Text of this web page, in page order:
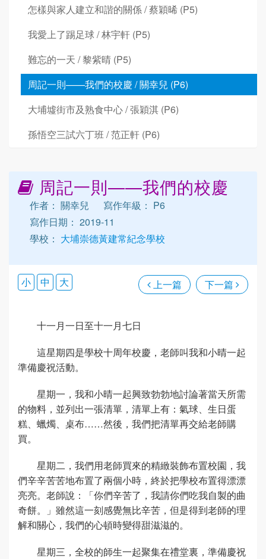
怎樣與家人建立和諧的關係 / 蔡穎晞 (P5)
我愛上了踢足球 / 林宇軒 (P5)
難忘的一天 / 黎紫晴 (P5)
周記一則——我們的校慶 / 關幸兒 (P6)
大埔墟街市及熟食中心 / 張穎淇 (P6)
孫悟空三試六丁班 / 范正軒 (P6)
周記一則——我們的校慶
作者： 關幸兒
寫作年級： P6
寫作日期： 2019-11
學校： 大埔崇德黃建常紀念學校
上一篇 下一篇
小 中 大
十一月一日至十一月七日
這星期四是學校十周年校慶，老師叫我和小晴一起
準備慶祝活動。
星期一，我和小晴一起興致勃勃地討論著當天所需
的物料，並列出一張清單，清單上有：氣球、生日蛋
糕、蠟燭、桌布……然後，我們把清單再交給老師購
買。
星期二，我們用老師買來的精緻裝飾布置校園，我
們辛辛苦苦地布置了兩個小時，終於把學校布置得漂漂
亮亮。老師說：「你們辛苦了，我請你們吃我自製的曲
奇餅。」雖然這一刻感覺無比辛苦，但是得到老師的理
解和關心，我們的心頓時變得甜滋滋的。
星期三，全校的師生一起聚集在禮堂裏，準備慶祝